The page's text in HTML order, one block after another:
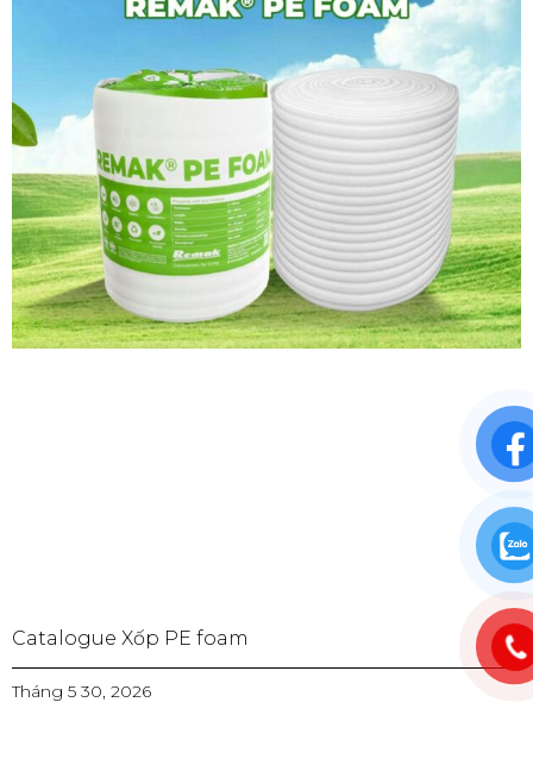
Catalogue Xốp PE foam
Tháng 5 30, 2026